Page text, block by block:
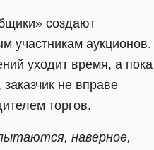
создают
участникам аукционов.
уходит время, а пока
не вправе
торгов.
наверное,